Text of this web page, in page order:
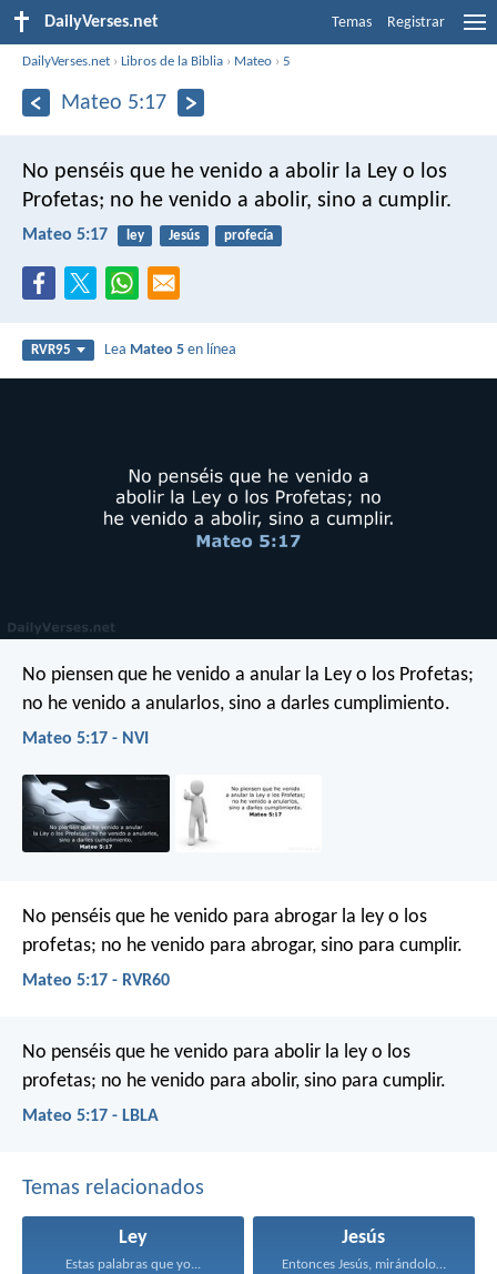
DailyVerses.net Temas Registrar
DailyVerses.net ›Libros de la Biblia › Mateo ›5
Mateo 5:17
No penséis que he venido a abolir la Ley o los
Profetas; no he venido a abolir, sino a cumplir.
Mateo 5:17 ley Jesús profecía
RVR95 Lea Mateo 5 en línea
No piensen que he venido a anular la Ley o los Profetas;
no he venido a anularlos, sino a darles cumplimiento.
Mateo 5:17 - NVI
No penséis que he venido para abrogar la ley o los
profetas; no he venido para abrogar, sino para cumplir.
Mateo 5:17 - RVR60
No penséis que he venido para abolir la ley o los
profetas; no he venido para abolir, sino para cumplir.
Mateo 5:17 - LBLA
Temas relacionados
Ley
Estas palabras que yo...
Jesús
Entonces Jesús, mirándolos, dijo...